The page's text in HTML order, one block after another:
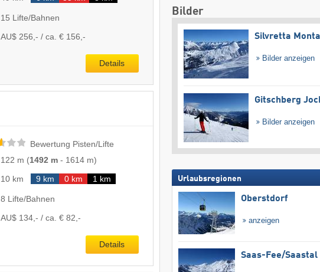
15 Lifte/Bahnen
AU$ 256,- / ca. € 156,-
Details
Bewertung Pisten/Lifte
122 m (1492 m - 1614 m)
10 km
9 km 0 km 1 km
8 Lifte/Bahnen
AU$ 134,- / ca. € 82,-
Details
Bilder
Silvretta
Bilder anzeigen
Gitschberg
Bilder anzeigen
Urlaubsregionen
Oberstdorf
anzeigen
Saas-Fee/​Saastal